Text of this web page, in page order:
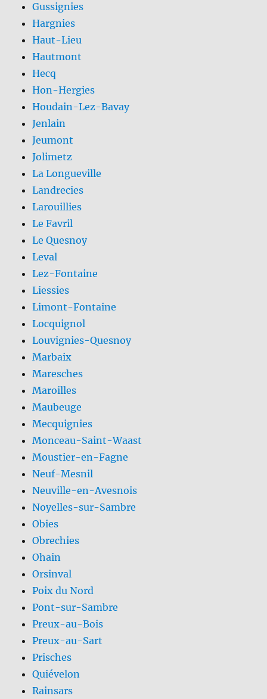
Gussignies
Hargnies
Haut-Lieu
Hautmont
Hecq
Hon-Hergies
Houdain-Lez-Bavay
Jenlain
Jeumont
Jolimetz
La Longueville
Landrecies
Larouillies
Le Favril
Le Quesnoy
Leval
Lez-Fontaine
Liessies
Limont-Fontaine
Locquignol
Louvignies-Quesnoy
Marbaix
Maresches
Maroilles
Maubeuge
Mecquignies
Monceau-Saint-Waast
Moustier-en-Fagne
Neuf-Mesnil
Neuville-en-Avesnois
Noyelles-sur-Sambre
Obies
Obrechies
Ohain
Orsinval
Poix du Nord
Pont-sur-Sambre
Preux-au-Bois
Preux-au-Sart
Prisches
Quiévelon
Rainsars